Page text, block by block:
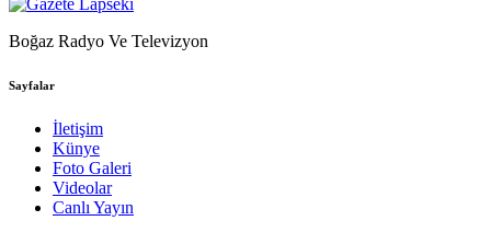
Boğaz Radyo Ve Televizyon
Sayfalar
İletişim
Künye
Foto Galeri
Videolar
Canlı Yayın